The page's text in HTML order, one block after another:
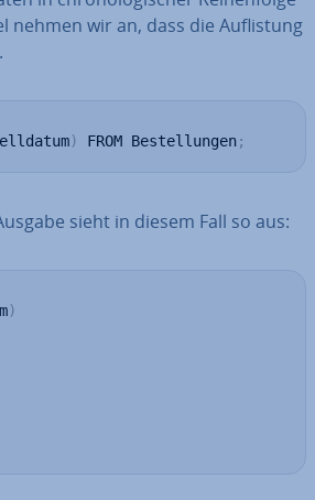
nehmen wir an, dass die Auf­lis­tung
) FROM Bestellungen;
sieht in diesem Fall so aus:
)